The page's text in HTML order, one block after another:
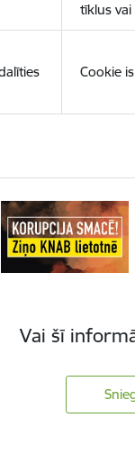
tīklus vai
Cookie
Vai šī